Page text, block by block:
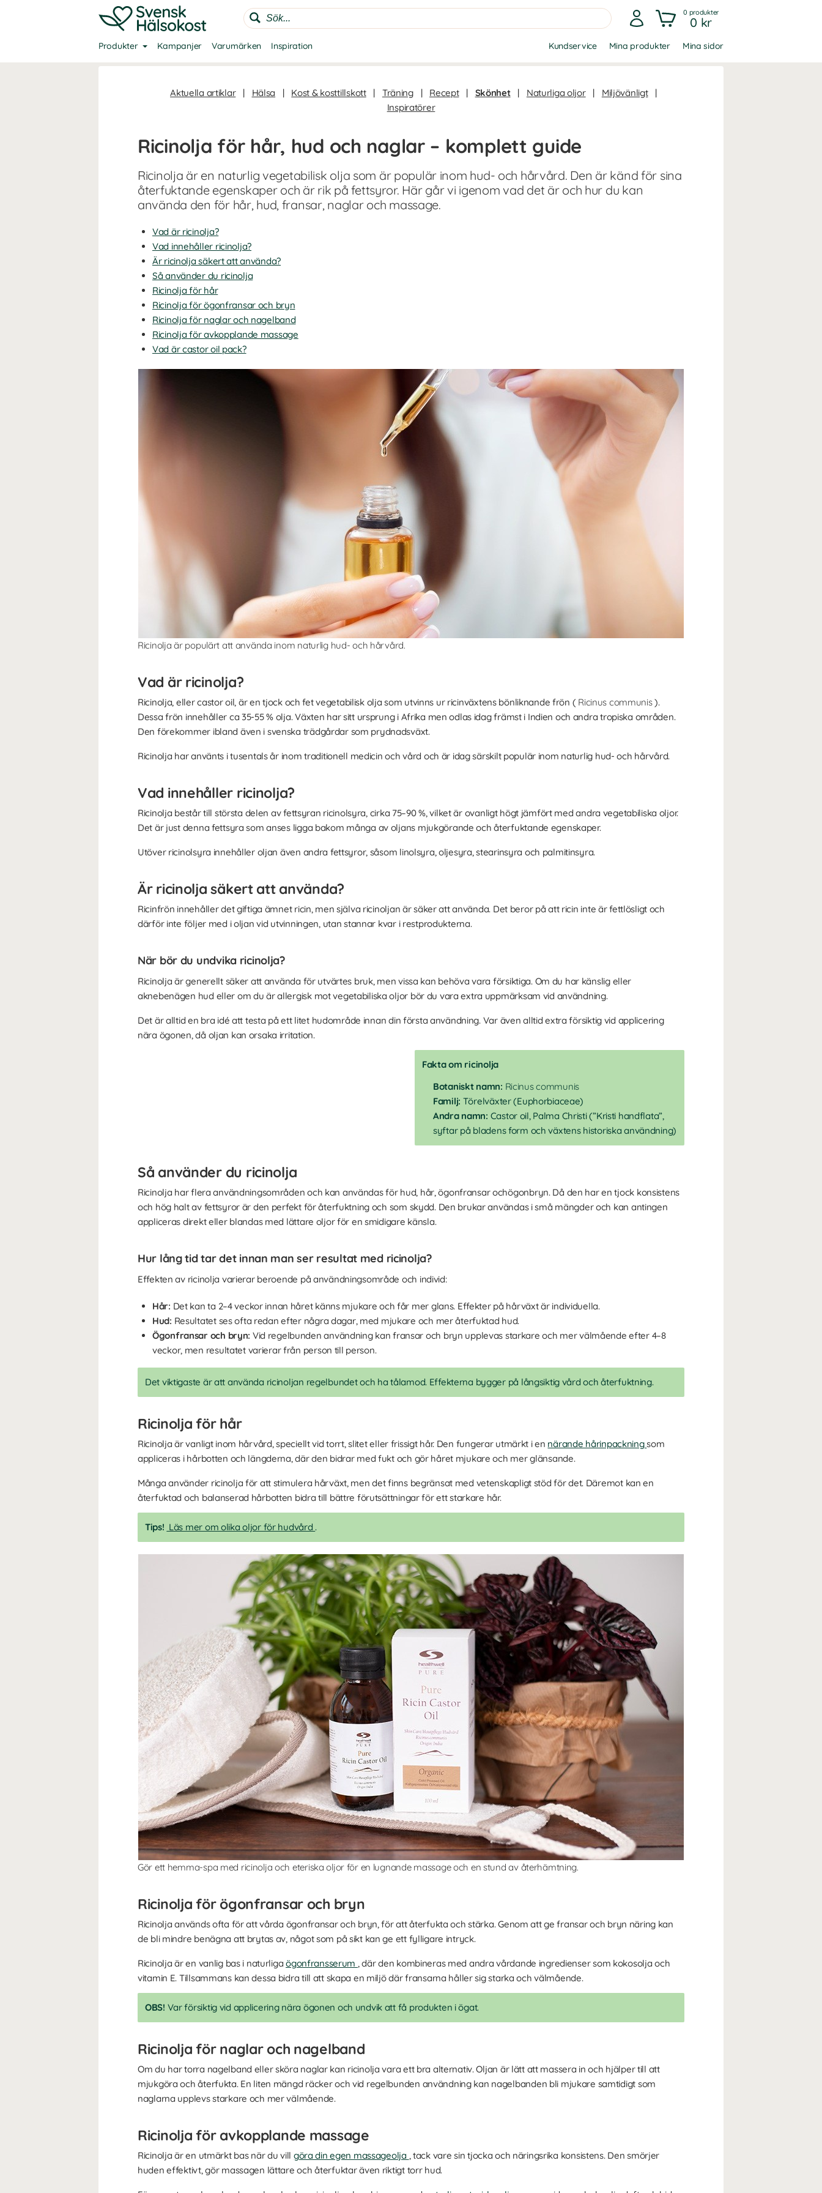
0 produkter
0 kr
Produkter Kampanjer Varumärken Inspiration Kundservice Mina produkter Mina sidor
Aktuella artiklar | Hälsa | Kost & kosttillskott | Träning | Recept | Skönhet | Naturliga oljor | Miljövänligt
|
Inspiratörer
Ricinolja för hår, hud och naglar – komplett guide
Ricinolja är en naturlig vegetabilisk olja som är populär inom hud- och hårvård. Den är känd för sina
återfuktande egenskaper och är rik på fettsyror. Här går vi igenom vad det är och hur du kan
använda den för hår, hud, fransar, naglar och massage.
Vad är ricinolja?
Vad innehåller ricinolja?
Är ricinolja säkert att använda?
Så använder du ricinolja
Ricinolja för hår
Ricinolja för ögonfransar och bryn
Ricinolja för naglar och nagelband
Ricinolja för avkopplande massage
Vad är castor oil pack?
Ricinolja är populärt att använda inom naturlig hud- och hårvård.
Vad är ricinolja?
Ricinolja, eller castor oil, är en tjock och fet vegetabilisk olja som utvinns ur ricinväxtens bönliknande frön ( Ricinus communis).
Dessa frön innehåller ca 35-55 % olja. Växten har sitt ursprung i Afrika men odlas idag främst i Indien och andra tropiska områden.
Den förekommer ibland även i svenska trädgårdar som prydnadsväxt.
Ricinolja har använts i tusentals år inom traditionell medicin och vård och är idag särskilt populär inom naturlig hud- och hårvård.
Vad innehåller ricinolja?
Ricinolja består till största delen av fettsyran ricinolsyra, cirka 75–90 %, vilket är ovanligt högt jämfört med andra vegetabiliska oljor.
Det är just denna fettsyra som anses ligga bakom många av oljans mjukgörande och återfuktande egenskaper.
Utöver ricinolsyra innehåller oljan även andra fettsyror, såsom linolsyra, oljesyra, stearinsyra och palmitinsyra.
Är ricinolja säkert att använda?
Ricinfrön innehåller det giftiga ämnet ricin, men själva ricinoljan är säker att använda. Det beror på att ricin inte är fettlösligt och
därför inte följer med i oljan vid utvinningen, utan stannar kvar i restprodukterna.
När bör du undvika ricinolja?
Ricinolja är generellt säker att använda för utvärtes bruk, men vissa kan behöva vara försiktiga. Om du har känslig eller
aknebenägen hud eller om du är allergisk mot vegetabiliska oljor bör du vara extra uppmärksam vid användning.
Det är alltid en bra idé att testa på ett litet hudområde innan din första användning. Var även alltid extra försiktig vid applicering
nära ögonen, då oljan kan orsaka irritation.
Fakta om ricinolja
Botaniskt namn: Ricinus communis
Familj: Törelväxter (Euphorbiaceae)
Andra namn: Castor oil, Palma Christi (”Kristi handflata”,
syftar på bladens form och växtens historiska användning)
Så använder du ricinolja
Ricinolja har flera användningsområden och kan användas för hud, hår, ögonfransar ochögonbryn. Då den har en tjock konsistens
och hög halt av fettsyror är den perfekt för återfuktning och som skydd. Den brukar användas i små mängder och kan antingen
appliceras direkt eller blandas med lättare oljor för en smidigare känsla.
Hur lång tid tar det innan man ser resultat med ricinolja?
Effekten av ricinolja varierar beroende på användningsområde och individ:
Hår: Det kan ta 2–4 veckor innan håret känns mjukare och får mer glans. Effekter på hårväxt är individuella.
Hud: Resultatet ses ofta redan efter några dagar, med mjukare och mer återfuktad hud.
Ögonfransar och bryn: Vid regelbunden användning kan fransar och bryn upplevas starkare och mer välmående efter 4–8
veckor, men resultatet varierar från person till person.
Det viktigaste är att använda ricinoljan regelbundet och ha tålamod. Effekterna bygger på långsiktig vård och återfuktning.
Ricinolja för hår
Ricinolja är vanligt inom hårvård, speciellt vid torrt, slitet eller frissigt hår. Den fungerar utmärkt i en närande hårinpackningsom
appliceras i hårbotten och längderna, där den bidrar med fukt och gör håret mjukare och mer glänsande.
Många använder ricinolja för att stimulera hårväxt, men det finns begränsat med vetenskapligt stöd för det. Däremot kan en
återfuktad och balanserad hårbotten bidra till bättre förutsättningar för ett starkare hår.
Tips! Läs mer om olika oljor för hudvård .
Gör ett hemma-spa med ricinolja och eteriska oljor för en lugnande massage och en stund av återhämtning.
Ricinolja för ögonfransar och bryn
Ricinolja används ofta för att vårda ögonfransar och bryn, för att återfukta och stärka. Genom att ge fransar och bryn näring kan
de bli mindre benägna att brytas av, något som på sikt kan ge ett fylligare intryck.
Ricinolja är en vanlig bas i naturligaögonfransserum , där den kombineras med andra vårdande ingredienser som kokosolja och
vitamin E. Tillsammans kan dessa bidra till att skapa en miljö där fransarna håller sig starka och välmående.
OBS! Var försiktig vid applicering nära ögonen och undvik att få produkten i ögat.
Ricinolja för naglar och nagelband
Om du har torra nagelband eller sköra naglar kan ricinolja vara ett bra alternativ. Oljan är lätt att massera in och hjälper till att
mjukgöra och återfukta. En liten mängd räcker och vid regelbunden användning kan nagelbanden bli mjukare samtidigt som
naglarna upplevs starkare och mer välmående.
Ricinolja för avkopplande massage
Ricinolja är en utmärkt bas när du vill göra din egen massageolja , tack vare sin tjocka och näringsrika konsistens. Den smörjer
huden effektivt, gör massagen lättare och återfuktar även riktigt torr hud.